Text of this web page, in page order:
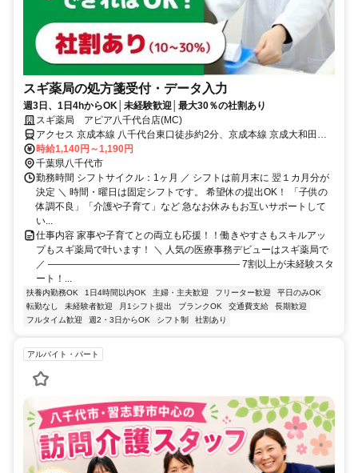
スギ薬局の処方箋受付・データ入力
週3日、1日4hからOK│未経験歓迎│最大30％の社割あり
スギ薬局 アピア八千代台店(MC)
アクセス 京成本線 八千代台東口徒歩約2分、京成本線 京成大和田南
口徒歩約26分、京成本線 実籾南口徒歩約36分 0
時給1,140円～1,190円
千葉県八千代市
勤務時間 シフトサイクル：1ヶ月 ／ シフトは前月末に 翌１カ月分が
決定 ＼ 時間・曜日は固定シフトです。 希望休の提出OK！ 「子供の
体調不良」「介護や子育て」など 急なお休みもお互いサポートして
い...
仕事内容 家事や子育てとの両立も応援！！働きやすさもスキルアッ
プもスギ薬局で叶います！ ＼ 人気の医療事務デビューはスギ薬局で
／ ―――――――――――――――――――― 7割以上が未経験スタ
ート！...
扶養内勤務OK 1日4時間以内OK 主婦・主夫歓迎 フリーター歓迎
平日のみOK
転勤なし
未経験者歓迎 月1シフト提出 ブランクOK 交通費支給
長期歓迎
フルタイム歓迎
週2・3日からOK シフト制 社割あり
アルバイト・パート